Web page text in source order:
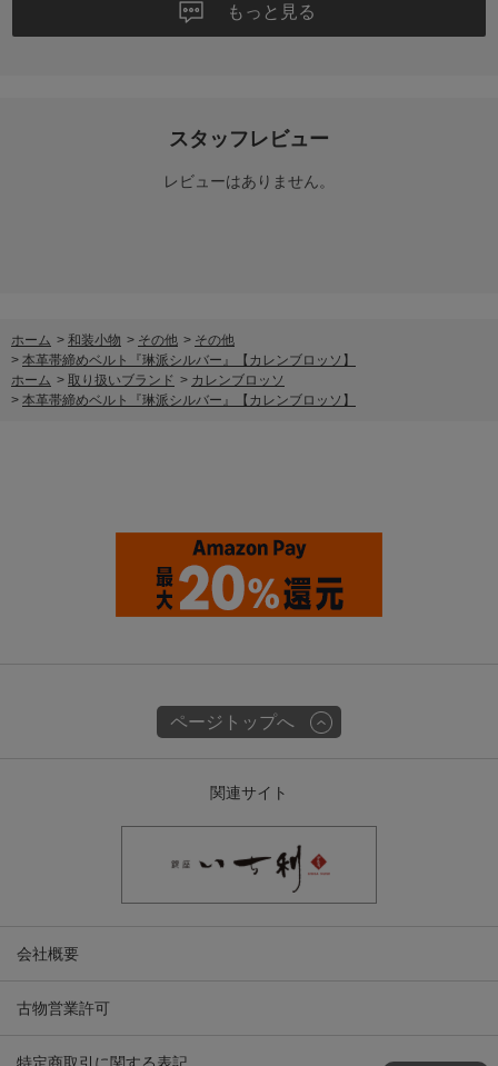
もっと見る
スタッフレビュー
レビューはありません。
ホーム > 和装小物 > その他 > その他
> 本革帯締めベルト『琳派シルバー』【カレンブロッソ】
ホーム > 取り扱いブランド > カレンブロッソ
> 本革帯締めベルト『琳派シルバー』【カレンブロッソ】
ページトップへ
関連サイト
会社概要
古物営業許可
特定商取引に関する表記